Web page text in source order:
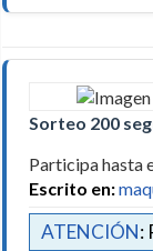
Sorteo 200
Participa hasta
Escrito en:
ATENCIÓN: